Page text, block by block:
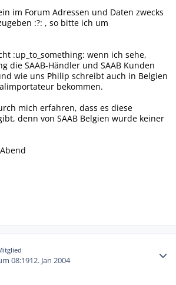
im Forum Adressen und Daten zwecks
:?: , so bitte ich um
:up_to_something: wenn ich sehe,
die SAAB-Händler und SAAB Kunden
wie uns Philip schreibt auch in Belgien
bekommen.
mich erfahren, dass es diese
denn von SAAB Belgien wurde keiner
08:1912. Jan 2004